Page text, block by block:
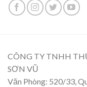
CÔNG TY TNHH
SƠN VŨ
Văn Phòng: 520/33,